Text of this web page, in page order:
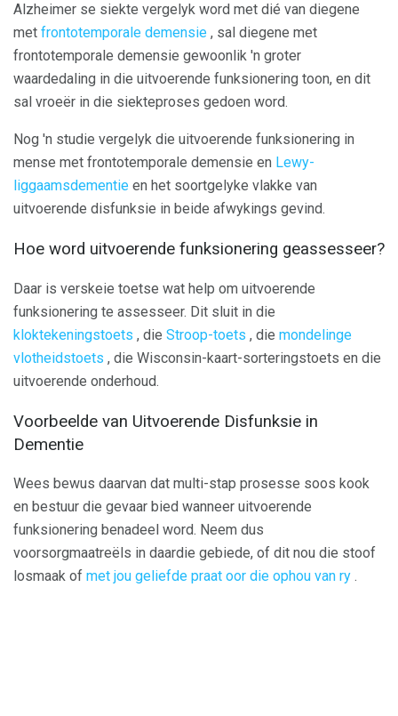
Alzheimer se siekte vergelyk word met dié van diegene
met frontotemporale demensie , sal diegene met
frontotemporale demensie gewoonlik 'n groter
waardedaling in die uitvoerende funksionering toon, en dit
sal vroeër in die siekteproses gedoen word.
Nog 'n studie vergelyk die uitvoerende funksionering in
mense met frontotemporale demensie en Lewy-
liggaamsdementie en het soortgelyke vlakke van
uitvoerende disfunksie in beide afwykings gevind.
Hoe word uitvoerende funksionering geassesseer?
Daar is verskeie toetse wat help om uitvoerende
funksionering te assesseer. Dit sluit in die
kloktekeningstoets , die Stroop-toets , die mondelinge
vlotheidstoets , die Wisconsin-kaart-sorteringstoets en die
uitvoerende onderhoud.
Voorbeelde van Uitvoerende Disfunksie in
Dementie
Wees bewus daarvan dat multi-stap prosesse soos kook
en bestuur die gevaar bied wanneer uitvoerende
funksionering benadeel word. Neem dus
voorsorgmaatreëls in daardie gebiede, of dit nou die stoof
losmaak of met jou geliefde praat oor die ophou van ry .